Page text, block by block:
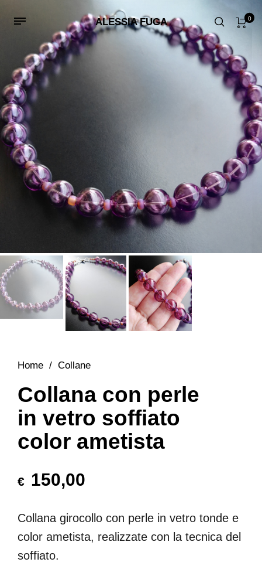
ALESSIA FUGA 0
Home / Collane
Collana con perle
in vetro soffiato
color ametista
€ 150,00
Collana girocollo con perle in vetro tonde e
color ametista, realizzate con la tecnica del
soffiato.